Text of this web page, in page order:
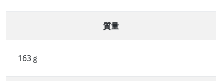
質量
163ｇ